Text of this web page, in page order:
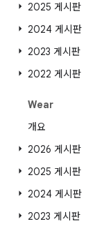
2025 게시판
2024 게시판
2023 게시판
2022 게시판
Wear
개요
2026 게시판
2025 게시판
2024 게시판
2023 게시판